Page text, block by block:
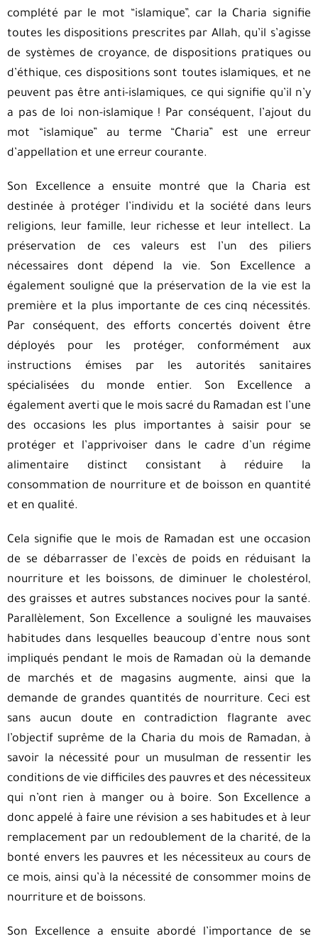
complété par le mot “islamique”, car la Charia signifie
toutes les dispositions prescrites par Allah, qu’il s’agisse
de systèmes de croyance, de dispositions pratiques ou
d’éthique, ces dispositions sont toutes islamiques, et ne
peuvent pas être anti-islamiques, ce qui signifie qu’il n’y
a pas de loi non-islamique ! Par conséquent, l’ajout du
mot “islamique” au terme “Charia” est une erreur
d’appellation et une erreur courante.
Son Excellence a ensuite montré que la Charia est
destinée à protéger l’individu et la société dans leurs
religions, leur famille, leur richesse et leur intellect. La
préservation de ces valeurs est l’un des piliers
nécessaires dont dépend la vie. Son Excellence a
également souligné que la préservation de la vie est la
première et la plus importante de ces cinq nécessités.
Par conséquent, des efforts concertés doivent être
déployés pour les protéger, conformément aux
instructions émises par les autorités sanitaires
spécialisées du monde entier. Son Excellence a
également averti que le mois sacré du Ramadan est l’une
des occasions les plus importantes à saisir pour se
protéger et l’apprivoiser dans le cadre d’un régime
alimentaire distinct consistant à réduire la
consommation de nourriture et de boisson en quantité
et en qualité.
Cela signifie que le mois de Ramadan est une occasion
de se débarrasser de l’excès de poids en réduisant la
nourriture et les boissons, de diminuer le cholestérol,
des graisses et autres substances nocives pour la santé.
Parallèlement, Son Excellence a souligné les mauvaises
habitudes dans lesquelles beaucoup d’entre nous sont
impliqués pendant le mois de Ramadan où la demande
de marchés et de magasins augmente, ainsi que la
demande de grandes quantités de nourriture. Ceci est
sans aucun doute en contradiction flagrante avec
l’objectif suprême de la Charia du mois de Ramadan, à
savoir la nécessité pour un musulman de ressentir les
conditions de vie difficiles des pauvres et des nécessiteux
qui n’ont rien à manger ou à boire. Son Excellence a
donc appelé à faire une révision a ses habitudes et à leur
remplacement par un redoublement de la charité, de la
bonté envers les pauvres et les nécessiteux au cours de
ce mois, ainsi qu’à la nécessité de consommer moins de
nourriture et de boissons.
Son Excellence a ensuite abordé l’importance de se